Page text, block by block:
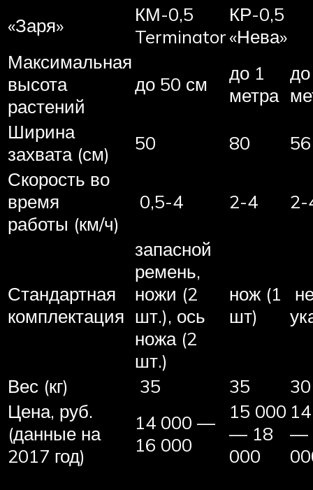
«Заря»
КМ-0,5
Terminator
КР-0,5
«Нева»
Максимальная
высота
растений
до 50 см
до 1
метра
Ширина
захвата (см)
50 80
56
Скорость во
время
работы (км/ч)
0,5-4 2-4 2-
Стандартная
комплектация
запасной
ремень,
ножи (2
шт.), ось
ножа (2
шт.)
нож (1
шт)
Вес (кг) 35 35
30
Цена, руб.
(данные на
2017 год)
14 000 —
16 000
15 000
— 18
000
—